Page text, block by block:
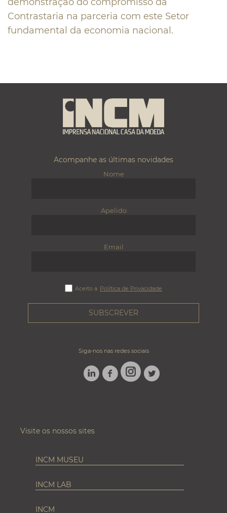
demonstração do compromisso da
Contrastaria na parceria com este Setor
fundamental da economia nacional.
Acompanhe as últimas novidades
Nome
Apelido
Email
Aceito a Política de Privacidade
Siga-nos nas redes sociais
LINKEDINFACEBOOK
INSTAGRAM
TWITTER
Visite os nossos sites
INCM MUSEU
INCM LAB
INCM